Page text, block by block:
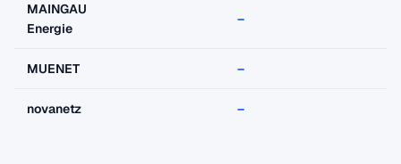
MAINGAU
Energie
–
MUENET –
novanetz –